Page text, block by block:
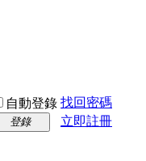
自動登錄 找回密碼
登錄
立即註冊